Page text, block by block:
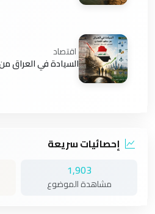
اقتصاد
السيادة في العراق
إحصائيات سريعة
1,903
مشاهدة الموضوع